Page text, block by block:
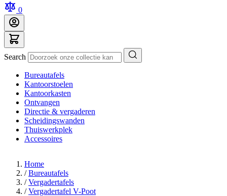
0
Search
Bureautafels
Kantoorstoelen
Kantoorkasten
Ontvangen
Directie & vergaderen
Scheidingswanden
Thuiswerkplek
Accessoires
Home
/ Bureautafels
/ Vergadertafels
/ Vergadertafel V-Poot